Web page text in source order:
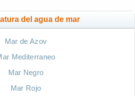
del agua de mar
Mar de Azov
Mediterraneo
Mar Negro
Mar Rojo